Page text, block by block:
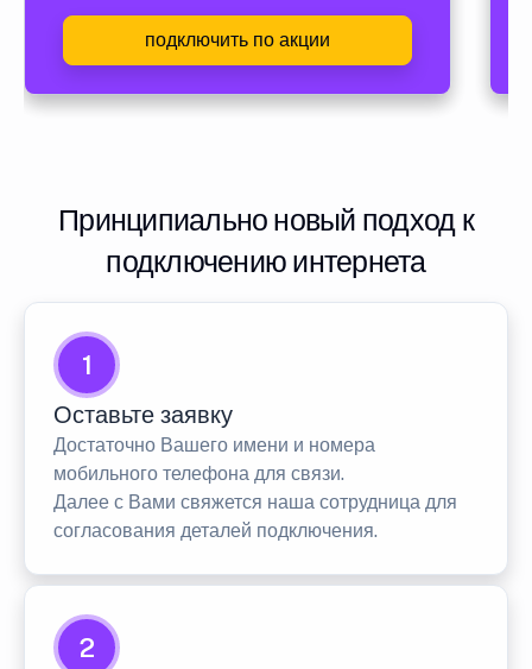
подключить по акции
Принципиально новый подход к
подключению интернета
1
Оставьте заявку
Достаточно Вашего имени и номера
мобильного телефона для связи.
Далее с Вами свяжется наша сотрудница для
согласования деталей подключения.
2